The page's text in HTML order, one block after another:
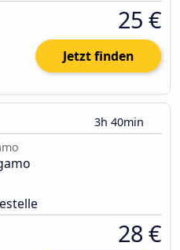
25 €
Jetzt finden
3h 40min
28 €